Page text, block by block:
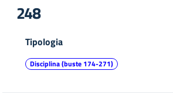
248
Tipologia
Disciplina (buste 174-271)